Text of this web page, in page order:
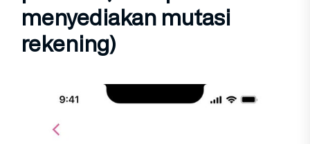
menyediakan mutasi
rekening)